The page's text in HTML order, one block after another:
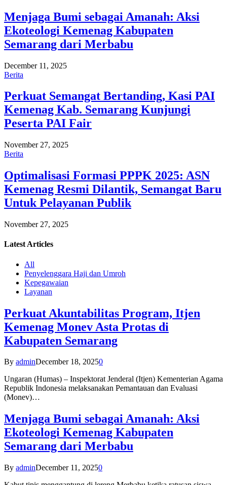
Menjaga Bumi sebagai Amanah: Aksi
Ekoteologi Kemenag Kabupaten
Semarang dari Merbabu
December 11, 2025
Berita
Perkuat Semangat Bertanding, Kasi PAI
Kemenag Kab. Semarang Kunjungi
Peserta PAI Fair
November 27, 2025
Berita
Optimalisasi Formasi PPPK 2025: ASN
Kemenag Resmi Dilantik, Semangat Baru
Untuk Pelayanan Publik
November 27, 2025
Latest Articles
All
Penyelenggara Haji dan Umroh
Kepegawaian
Layanan
Perkuat Akuntabilitas Program, Itjen
Kemenag Monev Asta Protas di
Kabupaten Semarang
By adminDecember 18, 20250
Ungaran (Humas) – Inspektorat Jenderal (Itjen) Kementerian Agama
Republik Indonesia melaksanakan Pemantauan dan Evaluasi
(Monev)…
Menjaga Bumi sebagai Amanah: Aksi
Ekoteologi Kemenag Kabupaten
Semarang dari Merbabu
By adminDecember 11, 20250